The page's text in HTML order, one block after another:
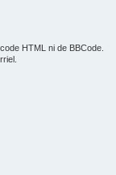
HTML ni de BBCode.